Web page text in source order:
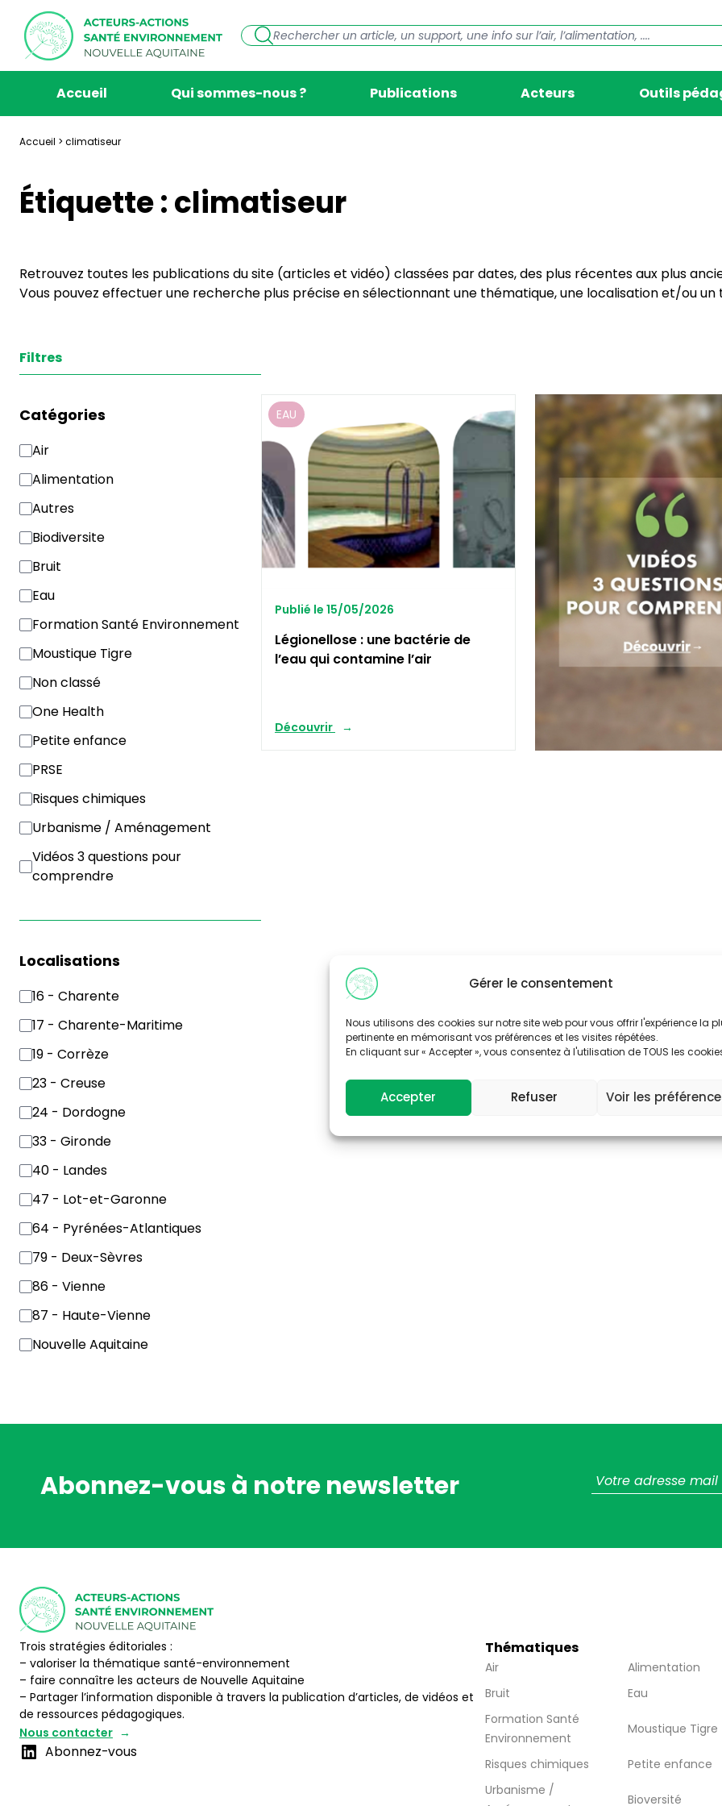
Gérer le consentement
Nous utilisons des cookies sur notre site web pour vous offrir l'expérience la
pertinente en mémorisant vos préférences et les visites répétées.
En cliquant sur « Accepter », vous consentez à l'utilisation de TOUS les
Accepter Refuser Voir les
Accueil Qui sommes-nous ? Publications Acteurs Outils
Accueil > climatiseur
Étiquette :climatiseur
Retrouvez toutes les publications du site (articles et vidéo) classées par dates, des plus récentes aux plus
Vous pouvez effectuer une recherche plus précise en sélectionnant une thématique, une localisation et/ou
Filtres
Catégories
Air
Alimentation
Autres
Biodiversite
Bruit
Eau
Formation Santé Environnement
Moustique Tigre
Non classé
One Health
Petite enfance
PRSE
Risques chimiques
Urbanisme / Aménagement
Vidéos 3 questions pour
comprendre
Localisations
16 - Charente
17 - Charente-Maritime
19 - Corrèze
23 - Creuse
24 - Dordogne
33 - Gironde
40 - Landes
47 - Lot-et-Garonne
64 - Pyrénées-Atlantiques
79 - Deux-Sèvres
86 - Vienne
87 - Haute-Vienne
Nouvelle Aquitaine
EAU
Publié le 15/05/2026
Légionellose : une bactérie de
l’eau qui contamine l’air
Découvrir
Abonnez-vous à notre newsletter
Trois stratégies éditoriales :
– valoriser la thématique santé-environnement
– faire connaître les acteurs de Nouvelle Aquitaine
– Partager l’information disponible à travers la publication d’articles, de vidéos et
de ressources pédagogiques.
Nous contacter
Abonnez-vous
Thématiques
Air
Alimentation
Bruit
Eau
Formation Santé
Environnement
Moustique Tigre
Risques chimiques
Petite enfance
Urbanisme /
Bioversité